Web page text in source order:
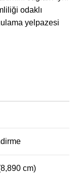
odaklı
yelpazesi
cm)